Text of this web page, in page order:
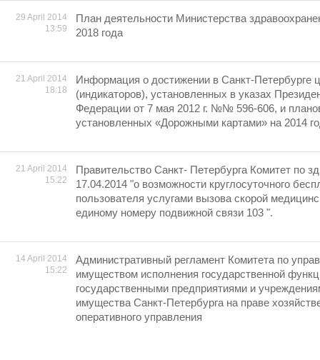
29 April 2014
13:59
План деятельности Министерства
2018 года
21 April 2014
18:18
Информация о достижении в Санкт-Петербурге
(индикаторов), установленных в указах
Федерации от 7 мая 2012 г. №№ 596-606, и
установленных «Дорожными картами» на 2014
21 April 2014
15:22
Правительство Санкт- Петербурга Комитет по
17.04.2014 "о возможности круглосуточного
пользователя услугами вызова скорой
единому номеру подвижной связи 103 ".
14 April 2014
15:22
Административный регламент Комитета по
имуществом исполнения государственной
государственными предприятиями и
имущества Санкт-Петербурга на праве
оперативного управления